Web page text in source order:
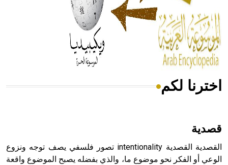
- هل تعلم أن المرجان إفراز حيواني يتكون في البحر ويتركب
من مادة كربونات الكلسيوم، وهو أحمر أو شديد الحمرة وهو
أجود أنواعه، ويمتاز بكبر الحجم ويسمى الش
هل تعلم أن الأبسيد كلمة فرنسية اللفظ تم اعتمادها مصطلحاً
اخترنا لكم
قصدية
القصدية القصدية intentionality تصور فلسفي يصف توجه ونزوع
الوعي أو الفكر نحو موضوع ما، والذي بفضله يصبح الموضوع واقعة